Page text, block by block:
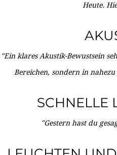
Heute.
"Ein klares Akustik-Bewustsein
Bereichen, sondern in
SCHNELLE
"Gestern hast du